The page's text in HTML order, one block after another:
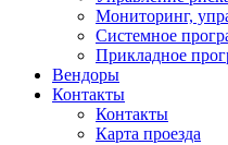
Мониторинг,
Системное
Прикладное
Вендоры
Контакты
Контакты
Карта проезда